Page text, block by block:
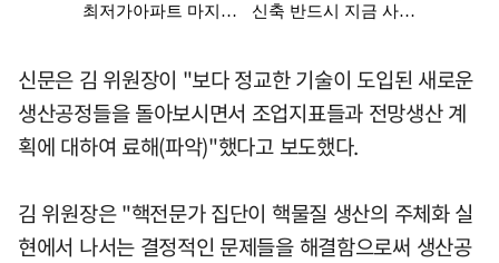
신문은 김 위원장이 "보다 정교한 기술이 도입된 새로운
생산공정들을 돌아보시면서 조업지표들과 전망생산 계
획에 대하여 료해(파악)"했다고 보도했다.
김 위원장은 "핵전문가 집단이 핵물질 생산의 주체화 실
현에서 나서는 결정적인 문제들을 해결함으로써 생산공